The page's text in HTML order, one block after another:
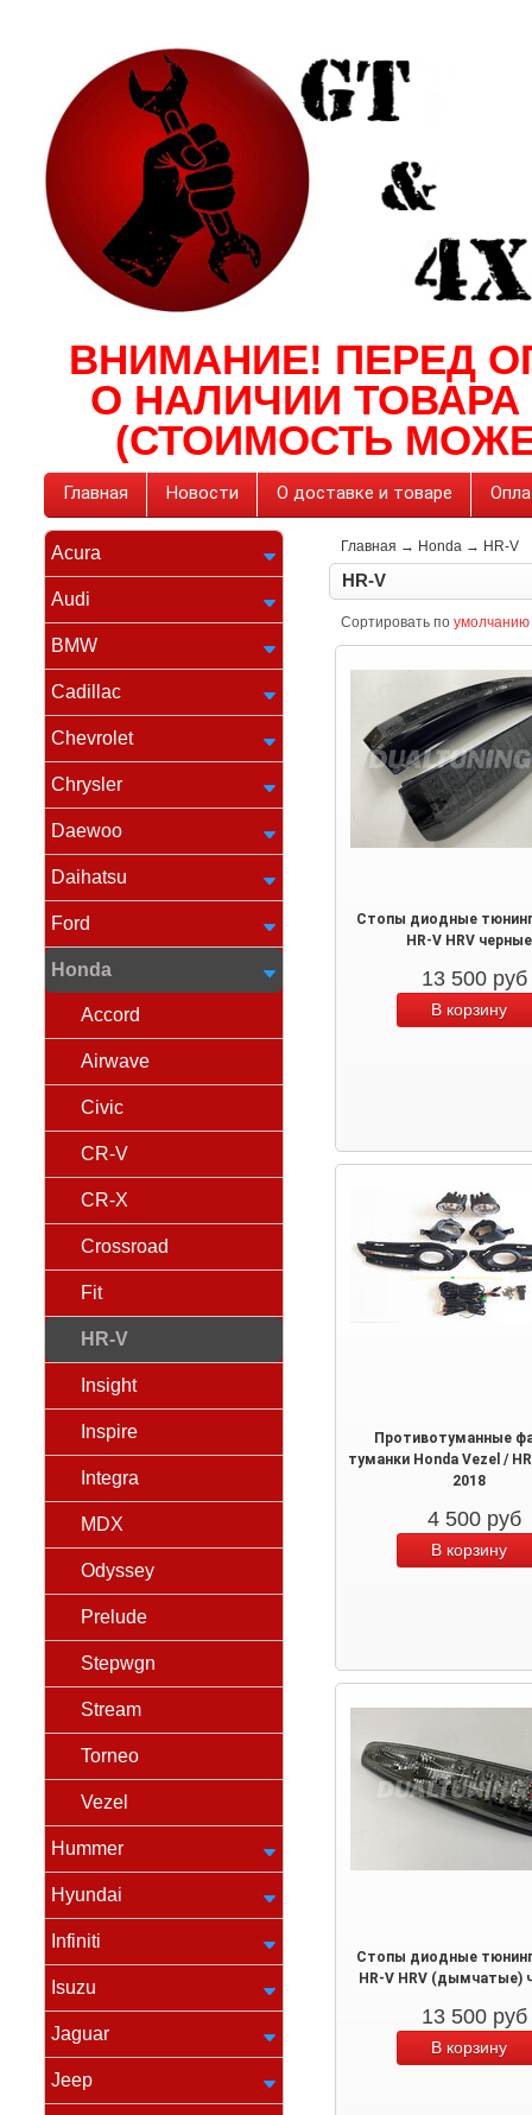
ВНИМАНИЕ! ПЕРЕД
О НАЛИЧИИ
(СТОИМОСТЬ
Главная Новости О доставке и товаре
Acura
Audi
BMW
Cadillac
Chevrolet
Chrysler
Daewoo
Daihatsu
Ford
Honda
Accord
Airwave
Civic
CR-V
CR-X
Crossroad
Fit
HR-V
Insight
Inspire
Integra
MDX
Odyssey
Prelude
Stepwgn
Stream
Torneo
Vezel
Hummer
Hyundai
Infiniti
Isuzu
Jaguar
Jeep
Главная → Honda → HR-V
HR-V
Сортировать по умолчанию
Стопы диодные
HR-V HRV черные
13 500 руб
Противотуманные
туманки Honda Vezel /
2018
4 500 руб
Стопы диодные
HR-V HRV (дымчатые)
13 500 руб